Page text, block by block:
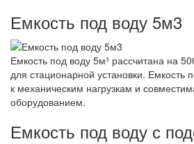
Емкость под воду 5м3
Емкость под воду 5м³ рассчитана на
для стационарной установки. Емкость
к механическим нагрузкам и
оборудованием.
Емкость под воду с